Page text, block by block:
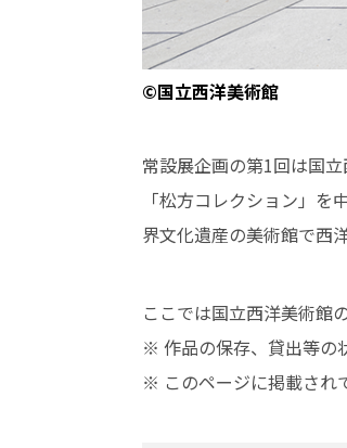
©国立西洋美術館
常設展企画の第1回は国
「松方コレクション」
界文化遺産の美術館で西
ここでは国立西洋美術館
※ 作品の保存、貸出等の
※ このページに掲載され